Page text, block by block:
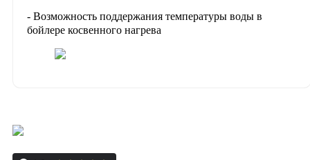
- Возможность поддержания температуры воды в
бойлере косвенного нагрева